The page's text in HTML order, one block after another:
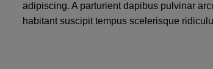
adipiscing. A parturient dapibus pulvinar
habitant suscipit tempus scelerisque